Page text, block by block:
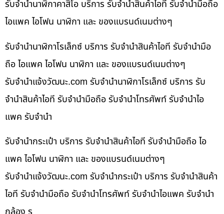
รับจำนำนาฬิกาคาสิโอ บริการ รับจำนำสินค้าไอที รับจำนำมือถือ
ไอแพค ไอโฟน นาฬิกา และ ของแบรนด์เนมต่างๆ
รับจำนำนาฬิกาโรเล็กซ์ บริการ รับจำนำสินค้าไอที รับจำนำมือ
ถือ ไอแพค ไอโฟน นาฬิกา และ ของแบรนด์เนมต่างๆ
รับจํานําแจ้งวัฒนะ.com รับจำนำนาฬิกาโรเล็กซ์ บริการ รับ
จำนำสินค้าไอที รับจำนำมือถือ รับจำนำโทรศัพท์ รับจำนำไอ
แพค รับจำนำ
รับจำนำกระเป๋า บริการ รับจำนำสินค้าไอที รับจำนำมือถือ ไอ
แพค ไอโฟน นาฬิกา และ ของแบรนด์เนมต่างๆ
รับจํานําแจ้งวัฒนะ.com รับจำนำกระเป๋า บริการ รับจำนำสินค้า
ไอที รับจำนำมือถือ รับจำนำโทรศัพท์ รับจำนำไอแพค รับจำนำ